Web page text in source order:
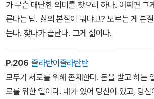
가 무슨 대단한 의미를 찾으려 하나. 어쩌면 그
른다는 답. 삶의 본질이 뭐냐고? 모르는 게 본
는다. 찾다가 끝난다. 그게 삶이다.
P.206 즐라탄이즐라탄탄
모두가 서로를 위해 존재한다. 돈을 받고 하는
로를 위한 일이다. 내가 있어 당신이 있고, 당